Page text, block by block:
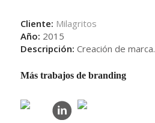
Cliente: Milagritos
Año: 2015
Descripción: Creación de marca.
Más trabajos de branding